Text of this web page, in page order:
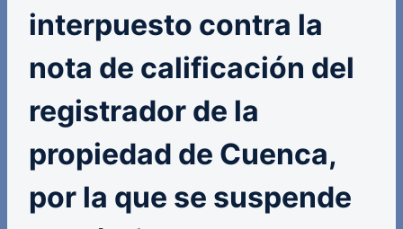
interpuesto contra la
nota de calificación del
registrador de la
propiedad de Cuenca,
por la que se suspende